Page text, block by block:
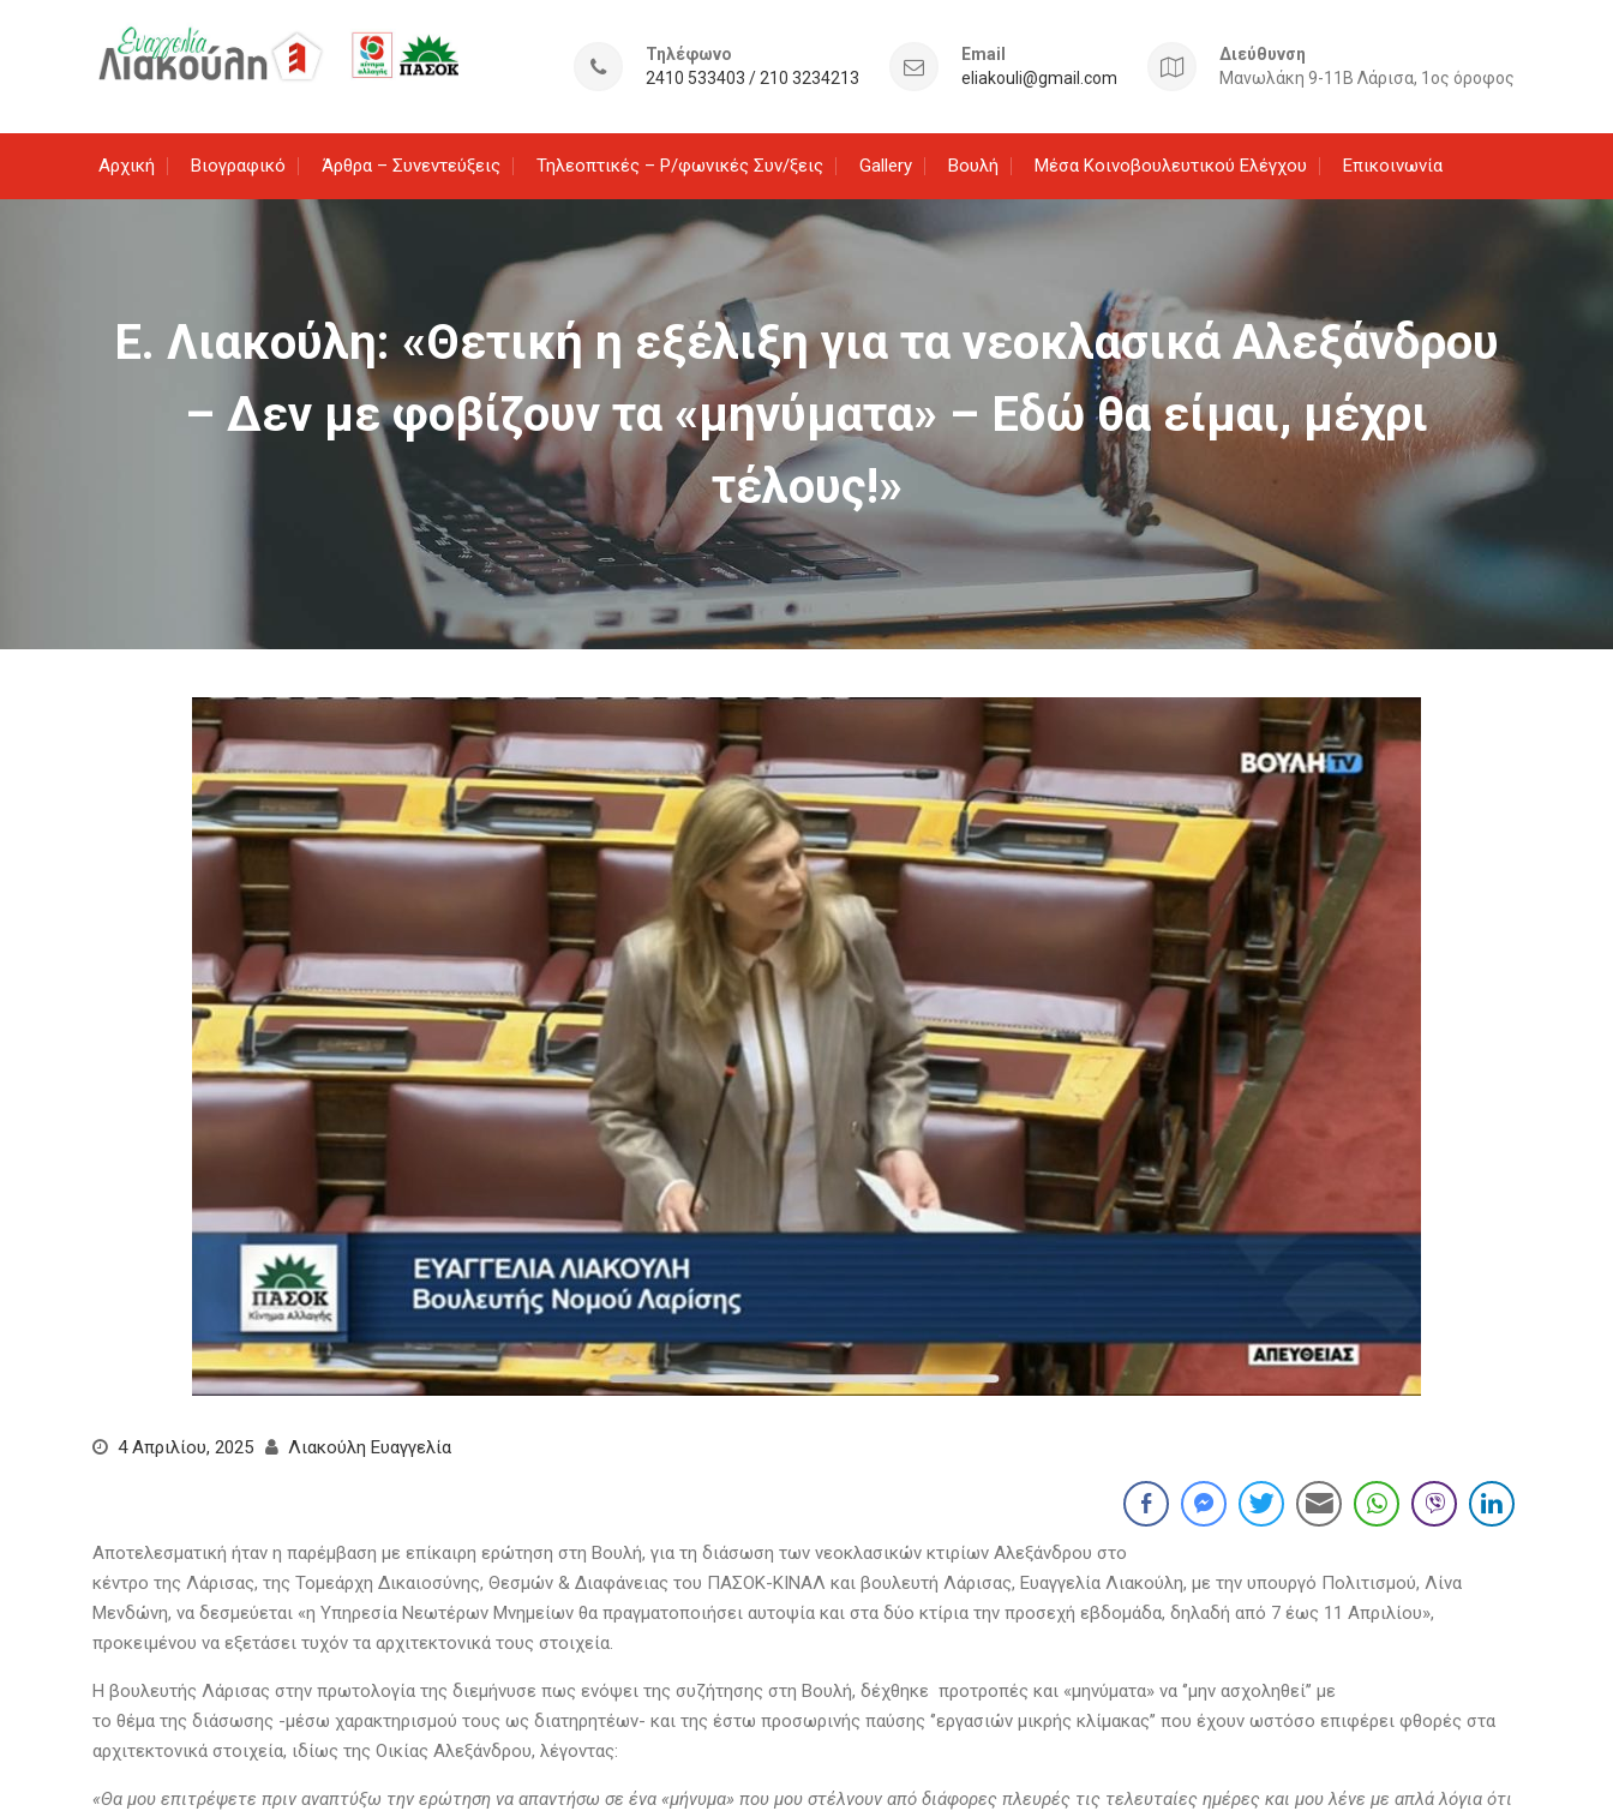
Τηλέφωνο
2410 533403 / 210 3234213
Email
eliakouli@gmail.com
Διεύθυνση
Μανωλάκη 9-11Β Λάρισα, 1ος όροφος
Αρχική Βιογραφικό Άρθρα – Συνεντεύξεις Τηλεοπτικές – Ρ/φωνικές Συν/ξεις Gallery Βουλή Μέσα Κοινοβουλευτικού Ελέγχου Επικοινωνία
Ε. Λιακούλη: «Θετική η εξέλιξη για τα νεοκλασικά Αλεξάνδρου
– Δεν με φοβίζουν τα «μηνύματα» – Εδώ θα είμαι, μέχρι
τέλους!»
4 Απριλίου, 2025 Λιακούλη Ευαγγελία
Αποτελεσματική ήταν η παρέμβαση με επίκαιρη ερώτηση στη Βουλή, για τη διάσωση των νεοκλασικών κτιρίων Αλεξάνδρου στο
κέντρο της Λάρισας, της Τομεάρχη Δικαιοσύνης, Θεσμών & Διαφάνειας του ΠΑΣΟΚ-ΚΙΝΑΛ και βουλευτή Λάρισας, Ευαγγελία Λιακούλη, με την υπουργό Πολιτισμού, Λίνα
Μενδώνη, να δεσμεύεται «η Υπηρεσία Νεωτέρων Μνημείων θα πραγματοποιήσει αυτοψία και στα δύο κτίρια την προσεχή εβδομάδα, δηλαδή από 7 έως 11 Απριλίου»,
προκειμένου να εξετάσει τυχόν τα αρχιτεκτονικά τους στοιχεία.
Η βουλευτής Λάρισας στην πρωτολογία της διεμήνυσε πως ενόψει της συζήτησης στη Βουλή, δέχθηκε προτροπές και «μηνύματα» να ‘’μην ασχοληθεί’’ με
το θέμα της διάσωσης -μέσω χαρακτηρισμού τους ως διατηρητέων- και της έστω προσωρινής παύσης ‘’εργασιών μικρής κλίμακας’’ που έχουν ωστόσο επιφέρει φθορές στα
αρχιτεκτονικά στοιχεία, ιδίως της Οικίας Αλεξάνδρου, λέγοντας:
«Θα μου επιτρέψετε πριν αναπτύξω την ερώτηση να απαντήσω σε ένα «μήνυμα» που μου στέλνουν από διάφορες πλευρές τις τελευταίες ημέρες και μου λένε με απλά λόγια ότι